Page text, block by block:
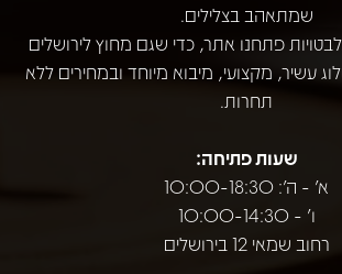
שמתאהב בצלילים.
פתחנו אתר, כדי שגם מחוץ לירושלים
עשיר, מקצועי, מיבוא מיוחד ובמחירים ללא
תחרות.
שעות פתיחה:
א' - ה': 10:00-18:30
ו' - 10:00-14:30
רחוב שמאי 12 בירושלים